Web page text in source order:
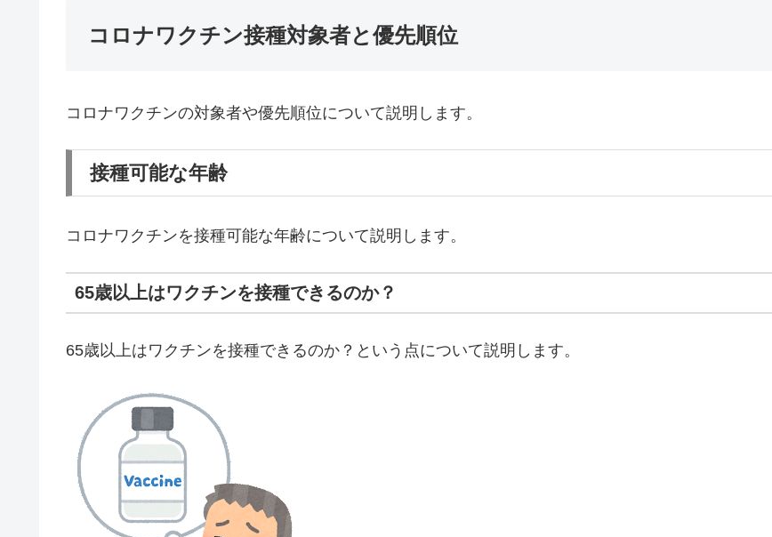
コロナワクチン接種対象者と優先順位
コロナワクチンの対象者や優先順位について説明します。
接種可能な年齢
コロナワクチンを接種可能な年齢について説明します。
65歳以上はワクチンを接種できるのか？
65歳以上はワクチンを接種できるのか？という点について説明します。